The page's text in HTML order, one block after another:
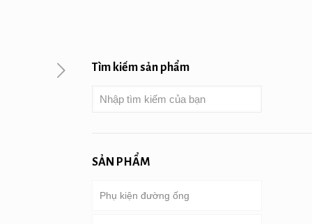
Tìm kiếm sản phẩm
SẢN PHẨM
Phụ kiện đường ống